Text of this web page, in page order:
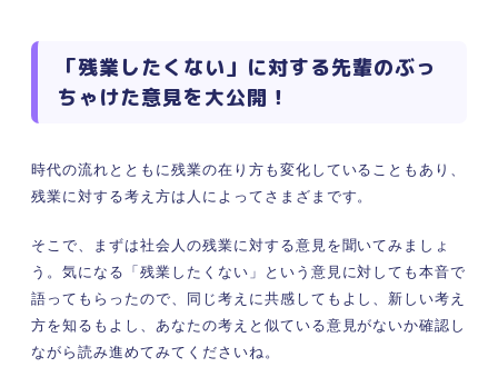
な3つの状況
精神的な影響が出ている
社労士との面談を依頼する
弁護士に相談する
転職を視野に入れる
残業をしたくないと感じても大丈夫！ 自分にあわ
せた働き方で業務をやりぬこう
「残業したくない」に対する先輩のぶっ
ちゃけた意見を大公開！
時代の流れとともに残業の在り方も変化していることもあり、
残業に対する考え方は人によってさまざまです。
そこで、まずは社会人の残業に対する意見を聞いてみましょ
う。気になる「残業したくない」という意見に対しても本音で
語ってもらったので、同じ考えに共感してもよし、新しい考え
方を知るもよし、あなたの考えと似ている意見がないか確認し
ながら読み進めてみてくださいね。